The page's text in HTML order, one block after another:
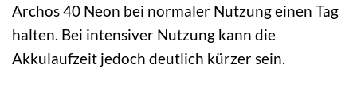
Archos 40 Neon bei normaler Nutzung einen Tag
halten. Bei intensiver Nutzung kann die
Akkulaufzeit jedoch deutlich kürzer sein.